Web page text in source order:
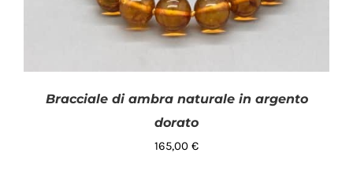
Bracciale di ambra naturale in argento
dorato
165,00 €